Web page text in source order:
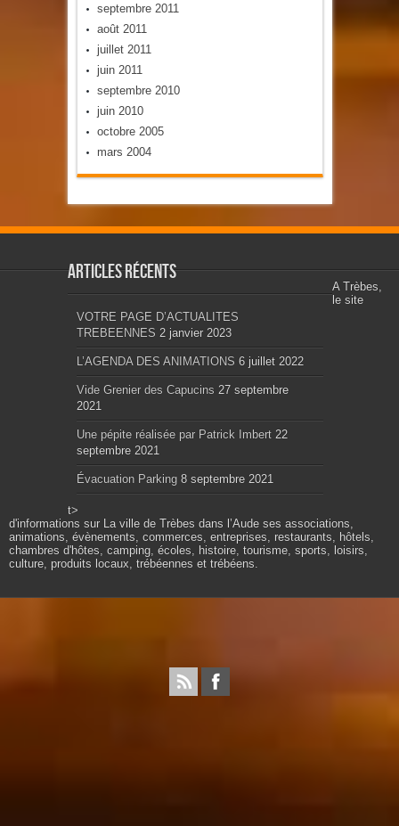
septembre 2011
août 2011
juillet 2011
juin 2011
septembre 2010
juin 2010
octobre 2005
mars 2004
Articles récents
VOTRE PAGE D’ACTUALITES
TREBEENNES 2 janvier 2023
L’AGENDA DES ANIMATIONS 6 juillet 2022
Vide Grenier des Capucins 27 septembre
2021
Une pépite réalisée par Patrick Imbert 22
septembre 2021
Évacuation Parking 8 septembre 2021
t>
A Trèbes,
le site
d'informations sur La ville de Trèbes dans l’Aude ses associations,
animations, évènements, commerces, entreprises, restaurants, hôtels,
chambres d'hôtes, camping, écoles, histoire, tourisme, sports, loisirs,
culture, produits locaux, trébéennes et trébéens.